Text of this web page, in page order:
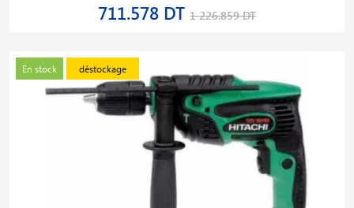
711.578 DT 1 226.859 DT
En stock déstockage